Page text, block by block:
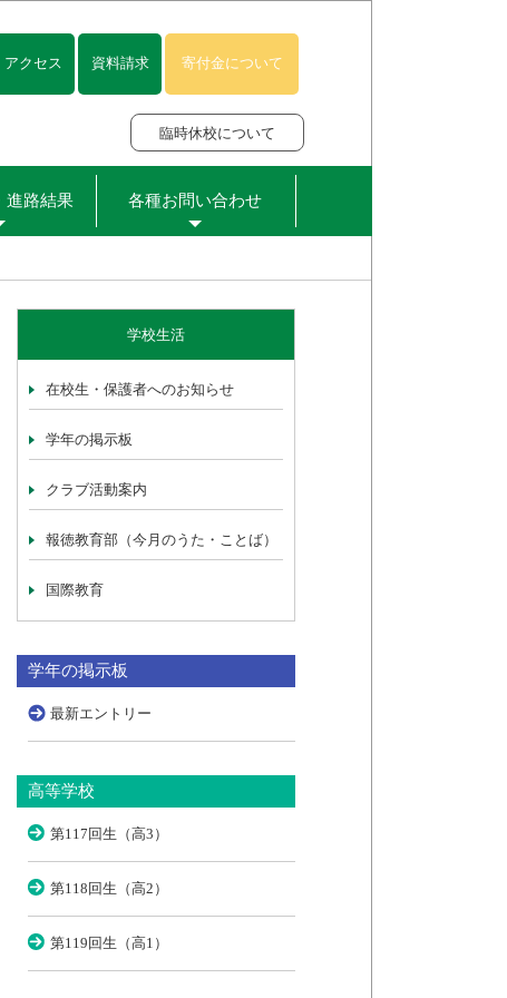
アクセス 資料請求 寄付金について
臨時休校について
進路結果 各種お問い合わせ
学校生活
在校生・保護者へのお知らせ
学年の掲示板
クラブ活動案内
報徳教育部（今月のうた・ことば）
国際教育
学年の掲示板
最新エントリー
高等学校
第117回生（高3）
第118回生（高2）
第119回生（高1）